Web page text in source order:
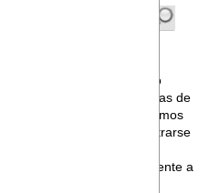
nos enfrentemos con
guardar un cierto
sentimiento íntimo en aras de
luces evitables. Imaginemos
confeso, saltar y mostrarse
que el Atlético de Madrid
del pasado 18 de abril, frente a